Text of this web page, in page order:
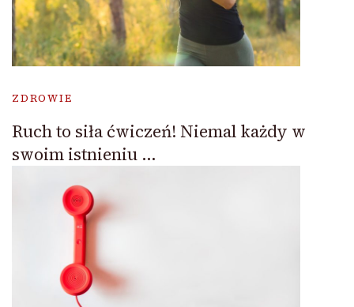
ZDROWIE
Ruch to siła ćwiczeń! Niemal każdy w
swoim istnieniu …